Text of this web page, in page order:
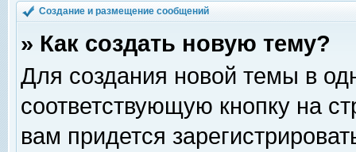
Создание и размещение сообщений
» Как создать новую тему?
Для создания новой темы в
соответствующую кнопку на
вам придется